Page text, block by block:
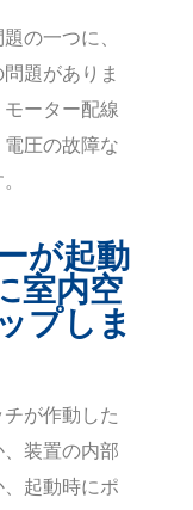
の一つに、
題がありま
ーター配線
圧の故障な
が起動
室内空
プしま
が作動した
装置の内部
起動時にポ